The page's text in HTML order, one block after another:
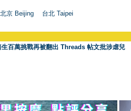
北京 Beijing 台北 Taipei
百萬挑戰再被翻出 Threads 帖文批涉虐兒